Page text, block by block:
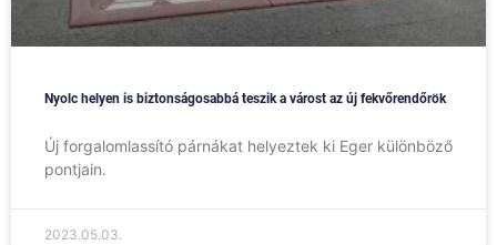
Nyolc helyen is biztonságosabbá teszik a várost az új fekvőrendőrök
Új forgalomlassító párnákat helyeztek ki Eger különböző
pontjain.
2023.05.03.